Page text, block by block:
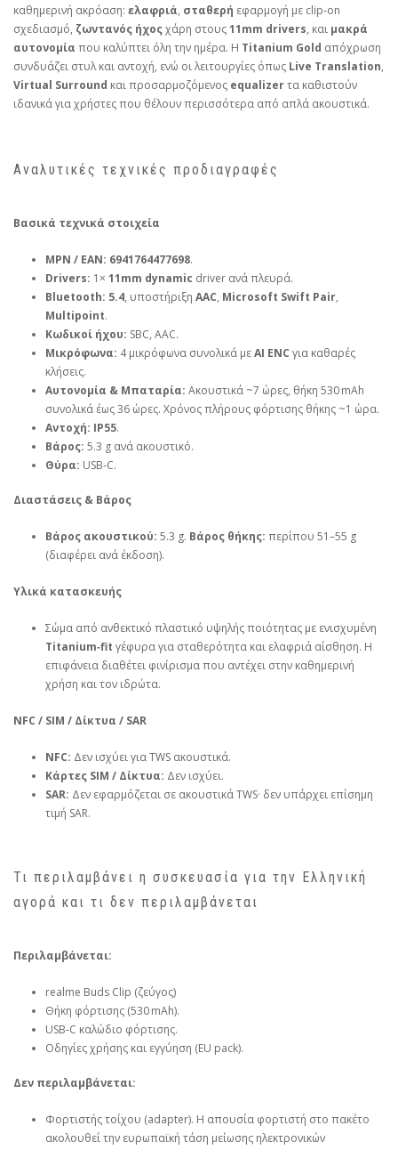
καθημερινή ακρόαση: ελαφριά, σταθερή εφαρμογή με clip‑on
σχεδιασμό, ζωντανός ήχοςχάρη στους11mm drivers, και μακρά
αυτονομία που καλύπτει όλη την ημέρα. Η Titanium Gold απόχρωση
συνδυάζει στυλ και αντοχή, ενώ οι λειτουργίες όπως Live Translation,
Virtual Surround και προσαρμοζόμενος equalizerτα καθιστούν
ιδανικά για χρήστες που θέλουν περισσότερα από απλά ακουστικά.
Αναλυτικές τεχνικές προδιαγραφές
Βασικά τεχνικά στοιχεία
MPN / EAN: 6941764477698.
Drivers: 1× 11mm dynamic driver ανά πλευρά.
Bluetooth: 5.4, υποστήριξη AAC, Microsoft Swift Pair,
Multipoint.
Κωδικοί ήχου: SBC, AAC.
Μικρόφωνα: 4 μικρόφωνα συνολικά μεAI ENC για καθαρές
κλήσεις.
Αυτονομία & Μπαταρία: Ακουστικά ~7 ώρες, θήκη 530 mAh
συνολικά έως 36 ώρες. Χρόνος πλήρους φόρτισης θήκης ~1 ώρα.
Αντοχή: IP55.
Βάρος: 5.3 g ανά ακουστικό.
Θύρα: USB‑C.
Διαστάσεις & Βάρος
Βάρος ακουστικού: 5.3 g. Βάρος θήκης: περίπου 51–55 g
(διαφέρει ανά έκδοση).
Υλικά κατασκευής
Σώμα από ανθεκτικό πλαστικό υψηλής ποιότητας με ενισχυμένη
Titanium‑fit γέφυρα για σταθερότητα και ελαφριά αίσθηση. Η
επιφάνεια διαθέτει φινίρισμα που αντέχει στην καθημερινή
χρήση και τον ιδρώτα.
NFC / SIM / Δίκτυα / SAR
NFC: Δεν ισχύει για TWS ακουστικά.
Κάρτες SIM / Δίκτυα: Δεν ισχύει.
SAR: Δεν εφαρμόζεται σε ακουστικά TWS· δεν υπάρχει επίσημη
τιμή SAR.
Τι περιλαμβάνει η συσκευασία για την Ελληνική
αγορά και τι δεν περιλαμβάνεται
Περιλαμβάνεται:
realme Buds Clip (ζεύγος)
Θήκη φόρτισης (530 mAh).
USB‑C καλώδιο φόρτισης.
Οδηγίες χρήσης και εγγύηση (EU pack).
Δεν περιλαμβάνεται:
Φορτιστής τοίχου (adapter). Η απουσία φορτιστή στο πακέτο
ακολουθεί την ευρωπαϊκή τάση μείωσης ηλεκτρονικών